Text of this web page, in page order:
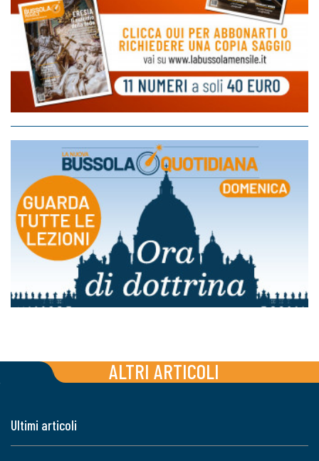
ALTRI ARTICOLI
Ultimi articoli